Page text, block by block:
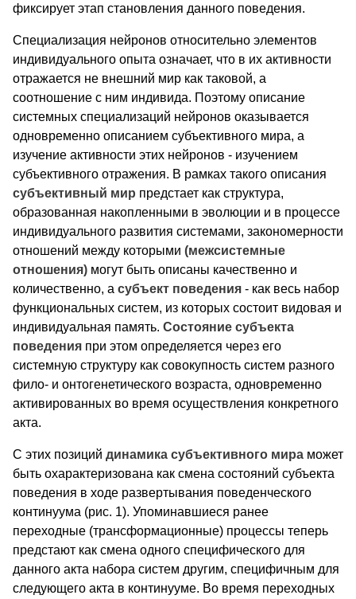
фиксирует этап становления данного поведения.
Специализация нейронов относительно элементов
индивидуального опыта означает, что в их активности
отражается не внешний мир как таковой, а
соотношение с ним индивида. Поэтому описание
системных специализаций нейронов оказывается
одновременно описанием субъективного мира, а
изучение активности этих нейронов - изучением
субъективного отражения. В рамках такого описания
субъективный мир предстает как структура,
образованная накопленными в эволюции и в процессе
индивидуального развития системами, закономерности
отношений между которыми (межсистемные
отношения) могут быть описаны качественно и
количественно, а субъект поведения - как весь набор
функциональных систем, из которых состоит видовая и
индивидуальная память. Состояние субъекта
поведения при этом определяется через его
системную структуру как совокупность систем разного
фило- и онтогенетического возраста, одновременно
активированных во время осуществления конкретного
акта.
С этих позиций динамика субъективного мира может
быть охарактеризована как смена состояний субъекта
поведения в ходе развертывания поведенческого
континуума (рис. 1). Упоминавшиеся ранее
переходные (трансформационные) процессы теперь
предстают как смена одного специфического для
данного акта набора систем другим, специфичным для
следующего акта в континууме. Во время переходных